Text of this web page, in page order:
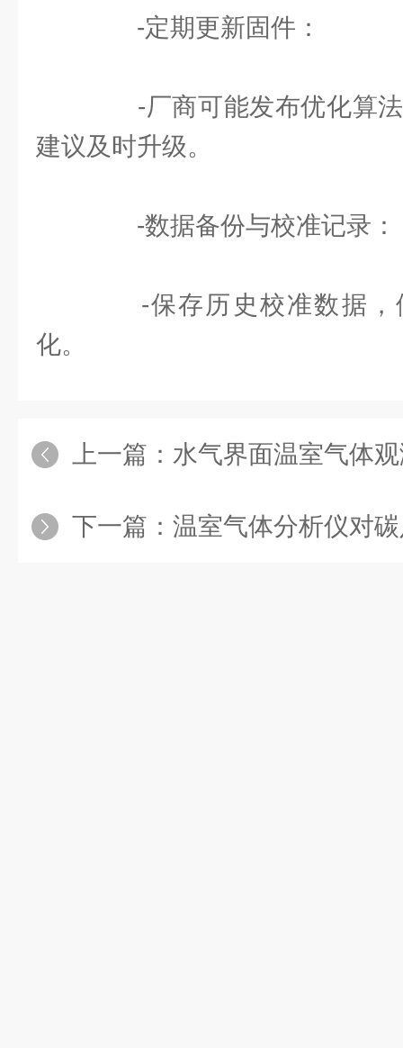
-定期更新固件：
-厂商可能发布优化算法
建议及时升级。
-数据备份与校准记录：
-保存历史校准数据，
化。
上一篇： 水气界面温室气体观测
下一篇： 温室气体分析仪对